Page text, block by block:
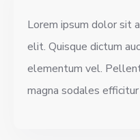
Lorem ipsum dolor sit
elit. Quisque dictum
elementum vel.
magna sodales efficitur